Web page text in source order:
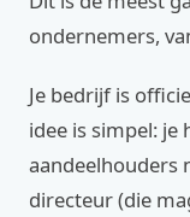
ondernemers,
Je bedrijf is
idee is simpel: je
aandeelhouders
directeur (die